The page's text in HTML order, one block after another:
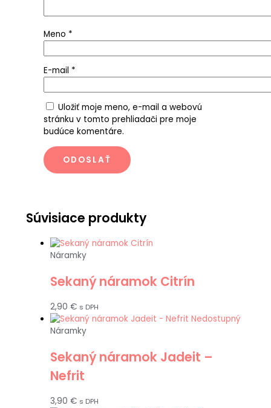
Meno *
E-mail *
Uložiť moje meno, e-mail a webovú
stránku v tomto prehliadači pre moje
budúce komentáre.
Súvisiace produkty
Náramky
Sekaný náramok Citrín
2,90 € s DPH
Nedostupný
Náramky
Sekaný náramok Jadeit –
Nefrit
3,90 € s DPH